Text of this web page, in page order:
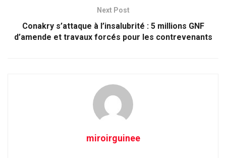
Next Post
Conakry s’attaque à l’insalubrité : 5 millions GNF
d’amende et travaux forcés pour les contrevenants
miroirguinee